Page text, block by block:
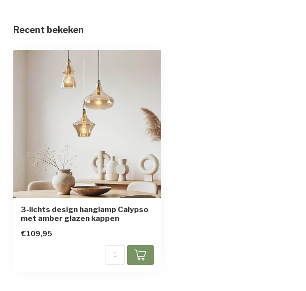
Beschermingsgraad
Recent bekeken
3-lichts design hanglamp Calypso
met amber glazen kappen
€109,95